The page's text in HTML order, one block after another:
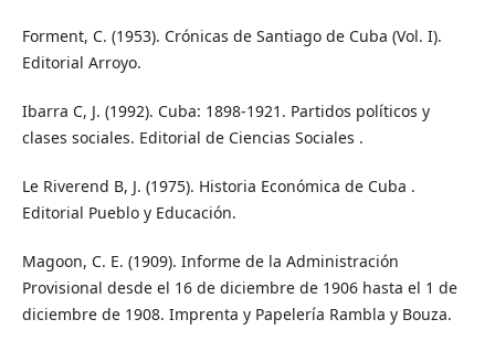
Forment, C. (1953). Crónicas de Santiago de Cuba (Vol. I).
Editorial Arroyo.
Ibarra C, J. (1992). Cuba: 1898-1921. Partidos políticos y
clases sociales. Editorial de Ciencias Sociales .
Le Riverend B, J. (1975). Historia Económica de Cuba .
Editorial Pueblo y Educación.
Magoon, C. E. (1909). Informe de la Administración
Provisional desde el 16 de diciembre de 1906 hasta el 1 de
diciembre de 1908. Imprenta y Papelería Rambla y Bouza.